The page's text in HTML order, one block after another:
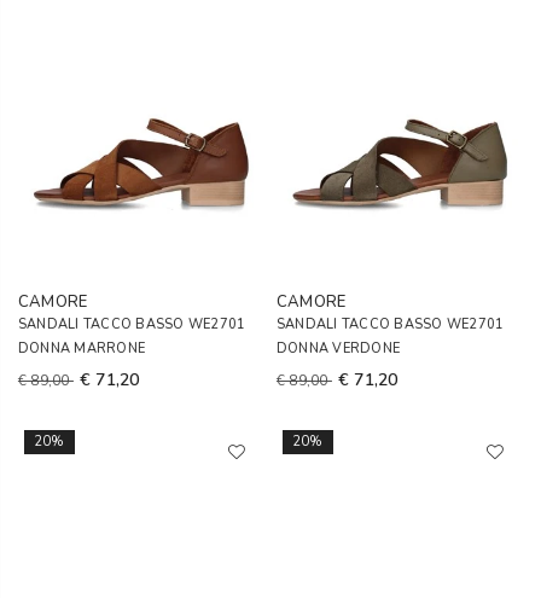
CAMORE
SANDALI TACCO BASSO WE2701
DONNA MARRONE
€ 89,00 € 71,20
CAMORE
SANDALI TACCO BASSO WE2701
DONNA VERDONE
€ 89,00 € 71,20
20% 20%